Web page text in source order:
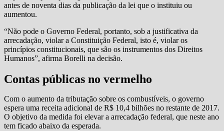
antes de noventa dias da publicação da lei que o instituiu ou
aumentou.
“Não pode o Governo Federal, portanto, sob a justificativa da
arrecadação, violar a Constituição Federal, isto é, violar os
princípios constitucionais, que são os instrumentos dos Direitos
Humanos”, afirma Borelli na decisão.
Contas públicas no vermelho
Com o aumento da tributação sobre os combustíveis, o governo
espera uma receita adicional de R$ 10,4 bilhões no restante de 2017.
O objetivo da medida foi elevar a arrecadação federal, que neste ano
tem ficado abaixo da esperada.